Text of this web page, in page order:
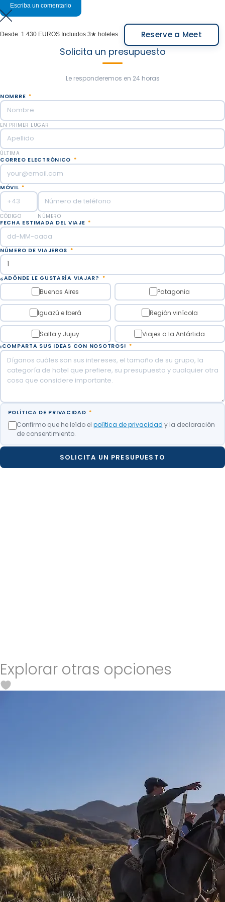
Escriba un comentario
Desde: 1.430 EUROS Incluidos 3★ hoteles Reserve a Meet
Solicita un presupuesto
Le responderemos en 24 horas
NOMBRE *
EN PRIMER LUGAR
ÚLTIMA
CORREO ELECTRÓNICO *
MÓVIL *
CÓDIGO
NÚMERO
FECHA ESTIMADA DEL VIAJE *
NÚMERO DE VIAJEROS *
¿ADÓNDE LE GUSTARÍA VIAJAR? *
Buenos Aires Patagonia
Iguazú e Iberá Región vinícola
Salta y Jujuy Viajes a la Antártida
¡COMPARTA SUS IDEAS CON NOSOTROS! *
POLÍTICA DE PRIVACIDAD *
Confirmo que he leído el política de privacidad y la declaración
de consentimiento.
SOLICITA UN PRESUPUESTO
Explorar otras opciones